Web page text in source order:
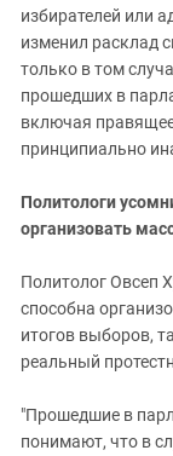
избирателей или
изменил расклад
только в том
прошедших в
включая
принципиально
Политологи
организовать
Политолог Овсеп
способна
итогов выборов,
реальный
"Прошедшие в
понимают, что в